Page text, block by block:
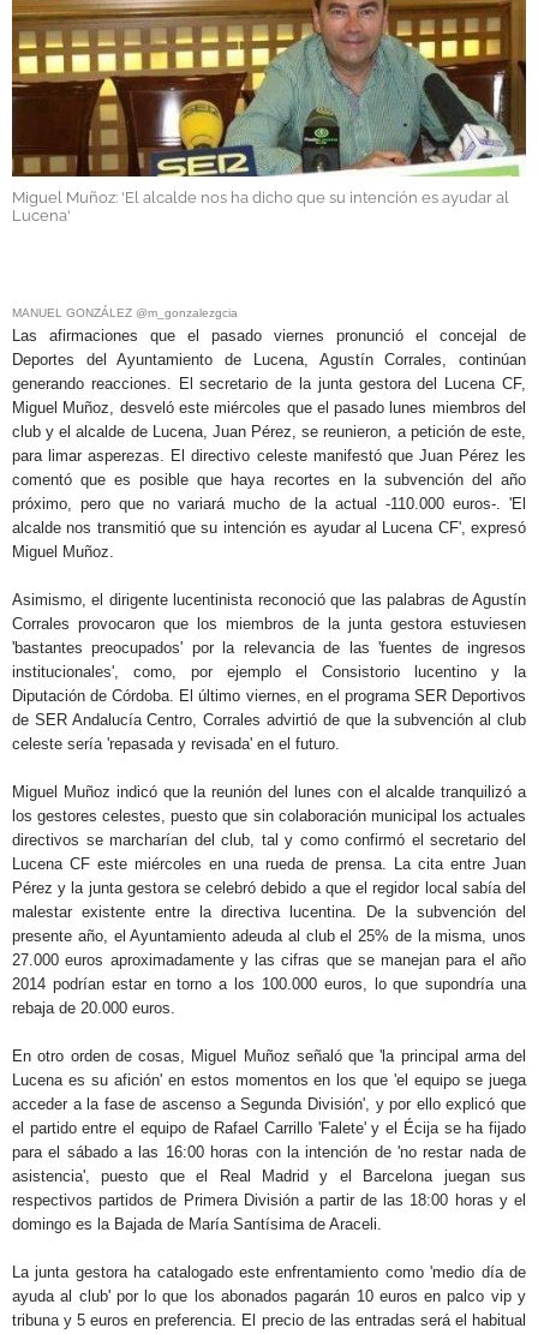
GALERÍAS
Miguel Muñoz: 'El alcalde nos ha dicho que su intención es ayudar al
Lucena'
MANUEL GONZÁLEZ @m_gonzalezgcia
Las afirmaciones que el pasado viernes pronunció el concejal de
Deportes del Ayuntamiento de Lucena, Agustín Corrales, continúan
generando reacciones. El secretario de la junta gestora del Lucena CF,
Miguel Muñoz, desveló este miércoles que el pasado lunes miembros del
club y el alcalde de Lucena, Juan Pérez, se reunieron, a petición de este,
para limar asperezas. El directivo celeste manifestó que Juan Pérez les
comentó que es posible que haya recortes en la subvención del año
próximo, pero que no variará mucho de la actual -110.000 euros-. 'El
alcalde nos transmitió que su intención es ayudar al Lucena CF', expresó
Miguel Muñoz.
Asimismo, el dirigente lucentinista reconoció que las palabras de Agustín
Corrales provocaron que los miembros de la junta gestora estuviesen
'bastantes preocupados' por la relevancia de las 'fuentes de ingresos
institucionales', como, por ejemplo el Consistorio lucentino y la
Diputación de Córdoba. El último viernes, en el programa SER Deportivos
de SER Andalucía Centro, Corrales advirtió de que la subvención al club
celeste sería 'repasada y revisada' en el futuro.
Miguel Muñoz indicó que la reunión del lunes con el alcalde tranquilizó a
los gestores celestes, puesto que sin colaboración municipal los actuales
directivos se marcharían del club, tal y como confirmó el secretario del
Lucena CF este miércoles en una rueda de prensa. La cita entre Juan
Pérez y la junta gestora se celebró debido a que el regidor local sabía del
malestar existente entre la directiva lucentina. De la subvención del
presente año, el Ayuntamiento adeuda al club el 25% de la misma, unos
27.000 euros aproximadamente y las cifras que se manejan para el año
2014 podrían estar en torno a los 100.000 euros, lo que supondría una
rebaja de 20.000 euros.
En otro orden de cosas, Miguel Muñoz señaló que 'la principal arma del
Lucena es su afición' en estos momentos en los que 'el equipo se juega
acceder a la fase de ascenso a Segunda División', y por ello explicó que
el partido entre el equipo de Rafael Carrillo 'Falete' y el Écija se ha fijado
para el sábado a las 16:00 horas con la intención de 'no restar nada de
asistencia', puesto que el Real Madrid y el Barcelona juegan sus
respectivos partidos de Primera División a partir de las 18:00 horas y el
domingo es la Bajada de María Santísima de Araceli.
La junta gestora ha catalogado este enfrentamiento como 'medio día de
ayuda al club' por lo que los abonados pagarán 10 euros en palco vip y
tribuna y 5 euros en preferencia. El precio de las entradas será el habitual